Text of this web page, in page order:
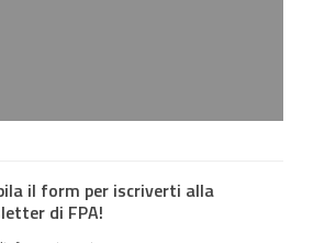
il form per iscriverti alla
di FPA!